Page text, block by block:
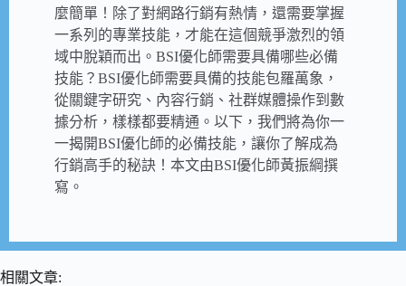
麼簡單！除了對網路行銷有熱情，還需要掌握
一系列的專業技能，才能在這個競爭激烈的領
域中脫穎而出。BSI優化師需要具備哪些必備
技能？BSI優化師需要具備的技能包羅萬象，
從關鍵字研究、內容行銷、社群媒體操作到數
據分析，樣樣都要精通。以下，我們將為你一
一揭開BSI優化師的必備技能，讓你了解成為
行銷高手的秘訣！本文由BSI優化師黃振綱撰
寫。
相關文章: